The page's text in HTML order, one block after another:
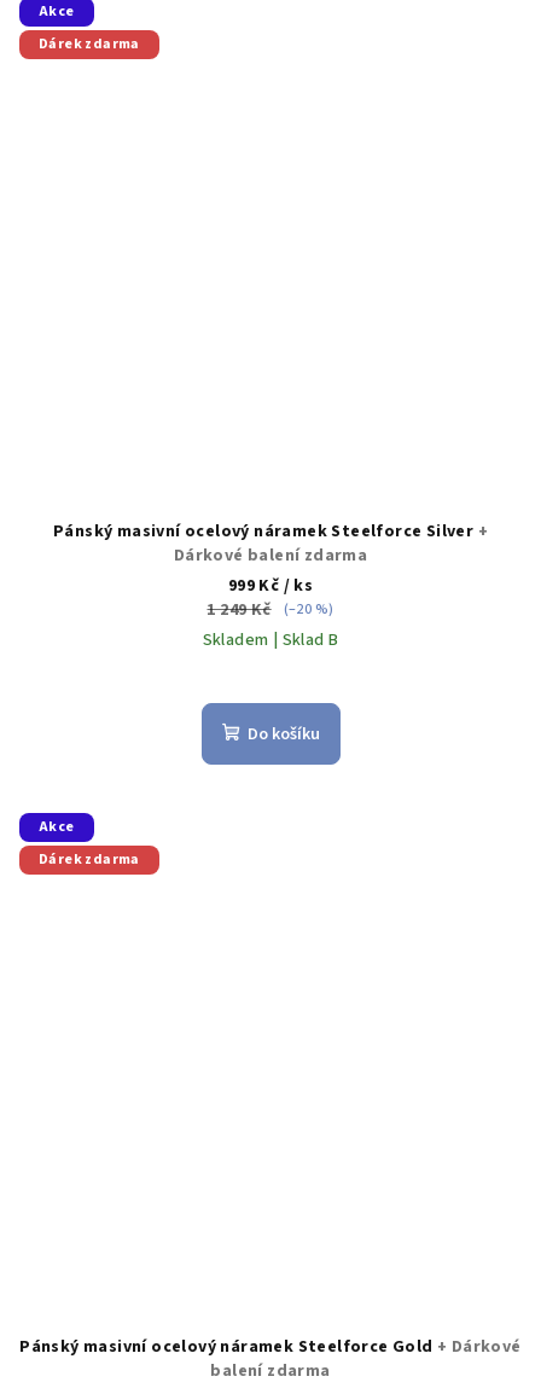
Akce
Dárek zdarma
Pánský masivní ocelový náramek Steelforce Silver +
Dárkové balení zdarma
999 Kč / ks
1 249 Kč
(–20 %)
Skladem | Sklad B
Do košíku
Akce
Dárek zdarma
Pánský masivní ocelový náramek Steelforce Gold + Dárkové
balení zdarma